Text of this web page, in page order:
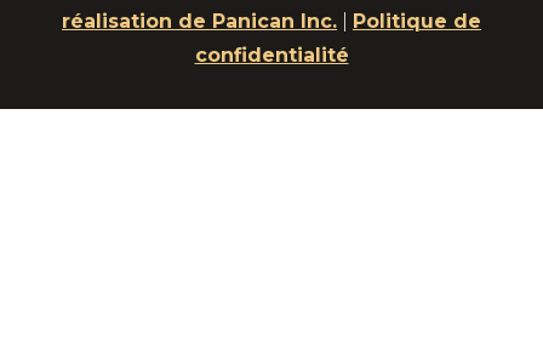
réalisation de Panican Inc.
Politique de
confidentialité